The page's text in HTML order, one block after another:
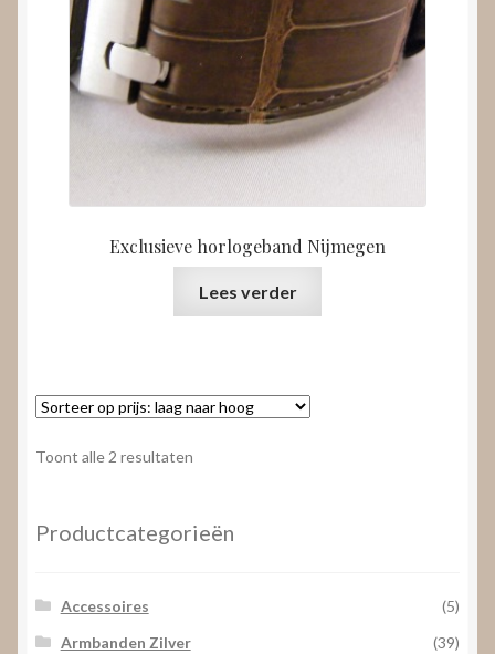
Exclusieve horlogeband Nijmegen
Lees verder
Toont alle 2 resultaten
laag
Productcategorieën
Accessoires
(5)
Armbanden Zilver
(39)